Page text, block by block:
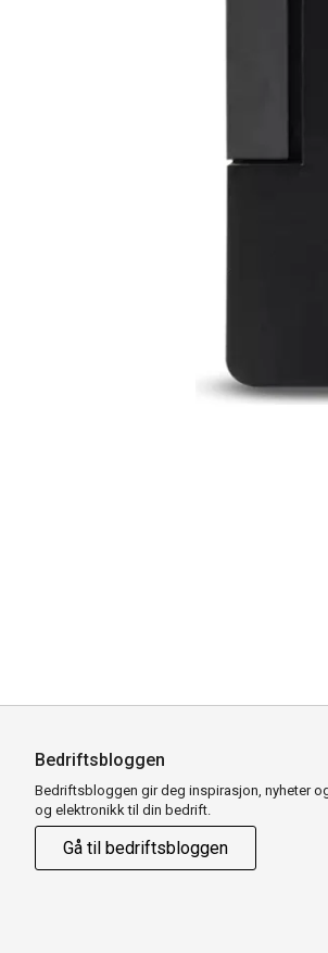
Bedriftsbloggen
Bedriftsbloggen gir deg inspirasjon, nyheter
og elektronikk til din bedrift.
Gå til bedriftsbloggen